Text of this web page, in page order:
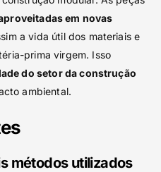
em novas
a vida útil dos materiais e
prima virgem. Isso
do setor da construção
ambiental.
métodos utilizados